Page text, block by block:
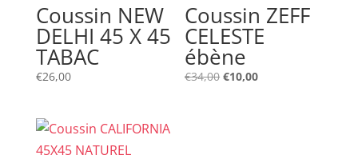
Coussin NEW
DELHI 45 X 45
TABAC
€26,00
Coussin ZEFF
CELESTE
ébène
€34,00 Le
€10,00Le